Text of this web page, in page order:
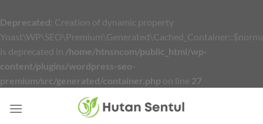
Deprecated : Creation of dynamic property
is deprecated in /home/htnsncom/public_html/wp-
content/plugins/wordpress-seo-
premium/src/generated/container.php on line 27